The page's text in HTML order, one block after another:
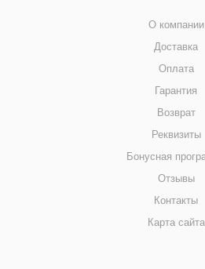
О компании
Доставка
Оплата
Гарантия
Возврат
Реквизиты
Бонусная
Отзывы
Контакты
Карта сайта